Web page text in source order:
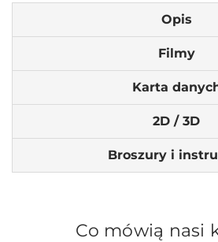
Opis
Filmy
Karta
2D / 3D
Broszury i
Co mówią nasi